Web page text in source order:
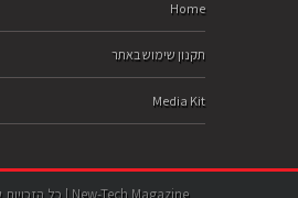
Home
תקנון שימוש באתר
Media Kit